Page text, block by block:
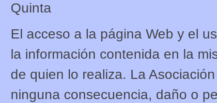
Quinta
El acceso a la página Web y el
la información contenida en la
de quien lo realiza. La
ninguna consecuencia, daño o